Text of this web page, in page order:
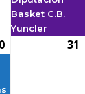
Basket C.B.
Yuncler
31